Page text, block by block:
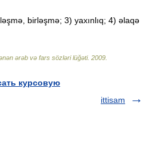
birləşmə; 3) yaxınlıq; 4) əlaqə
ərəb və fars sözləri lüğəti. 2009
курсовую
ittisam